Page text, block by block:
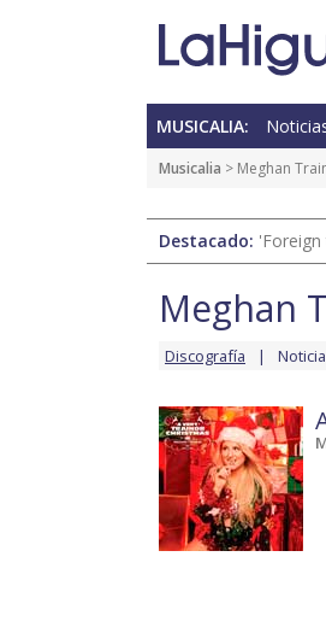
MUSICALIA:
Musicalia > Meghan
Destacado:
Meghan
Discografía